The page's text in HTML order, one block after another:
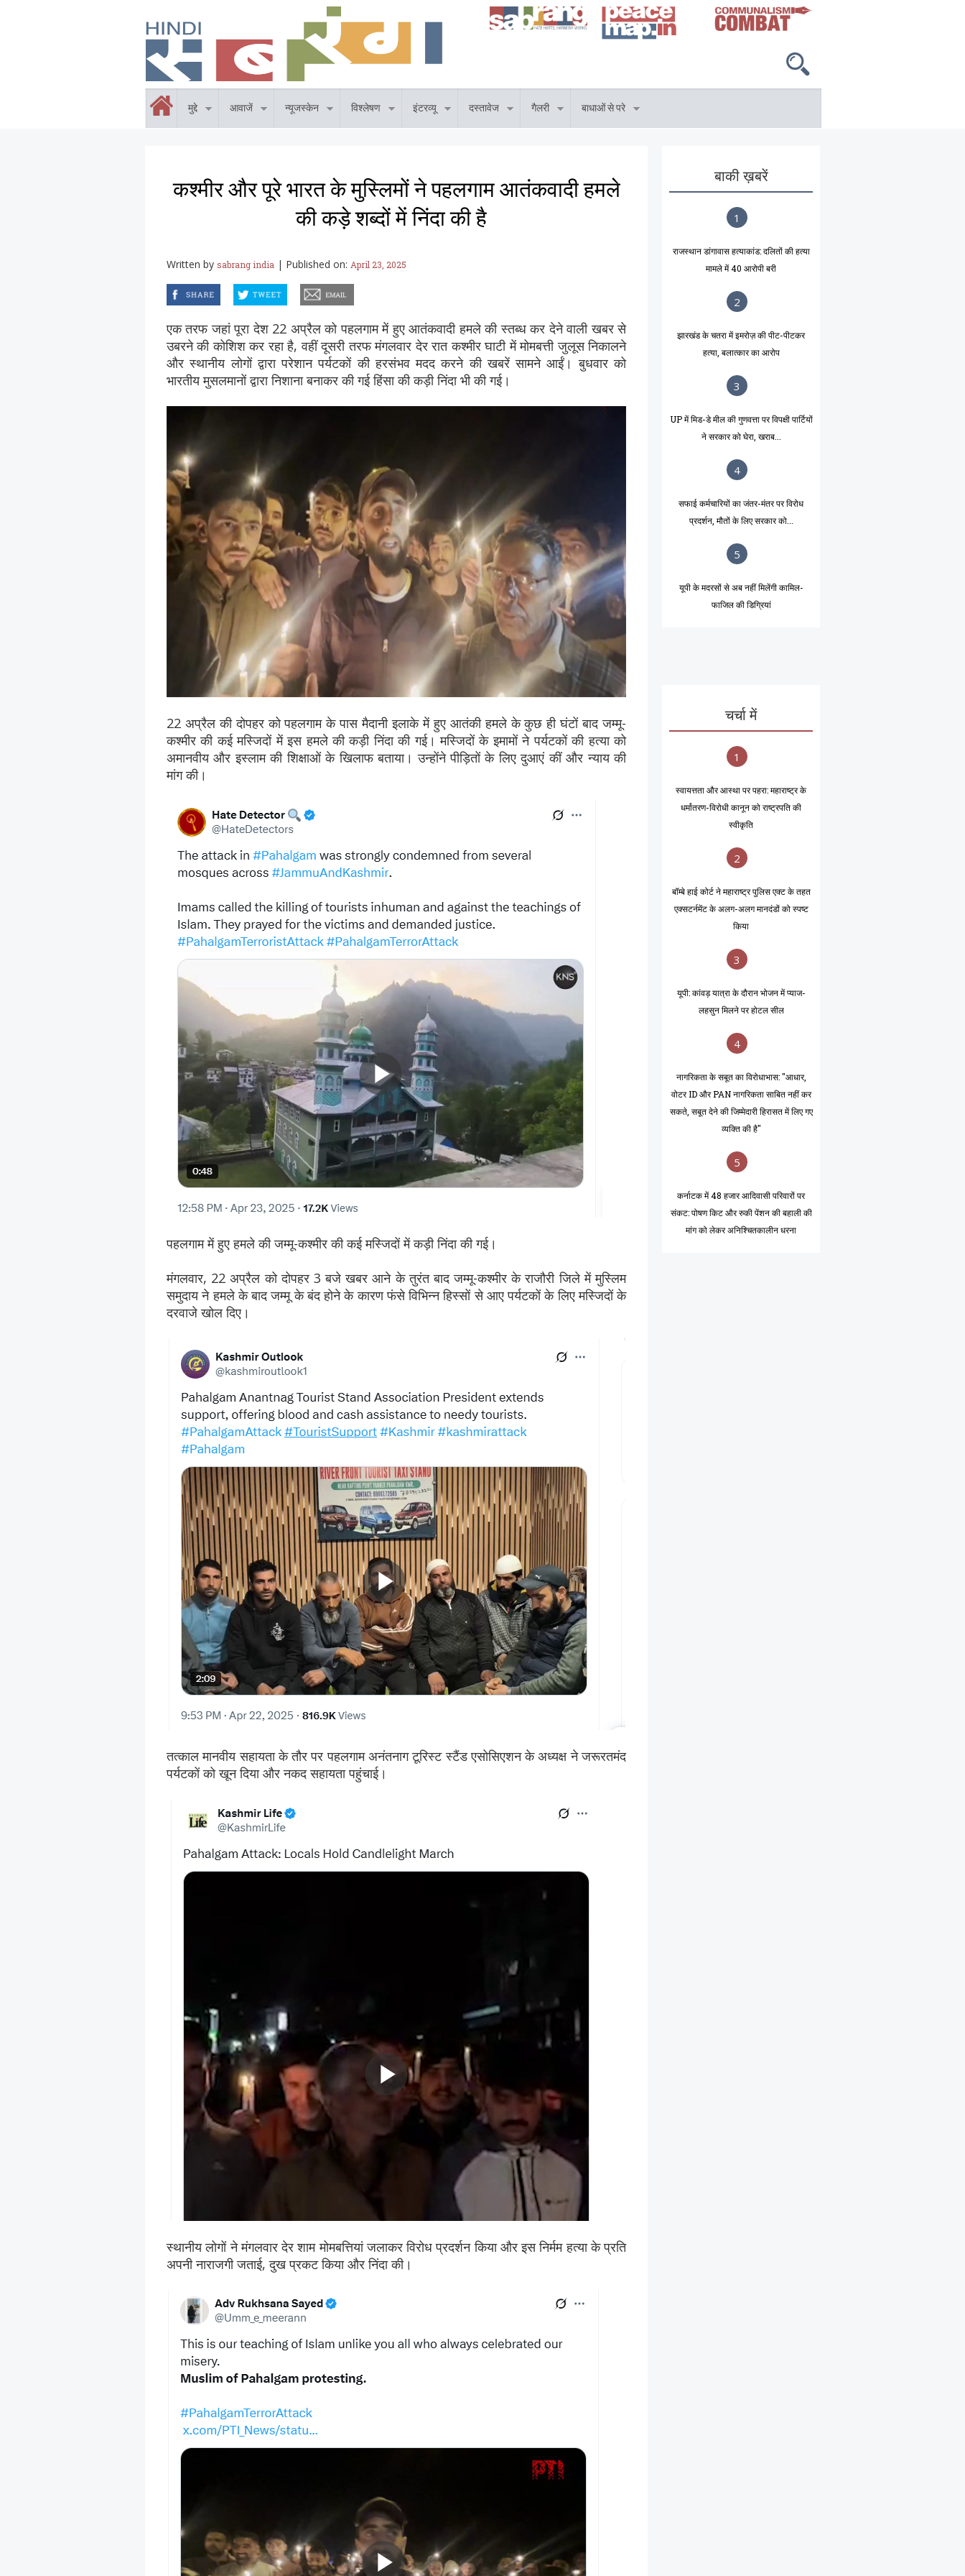
मुद्दे आवाजें न्यूजस्केन विश्लेषण इंटरव्यू दस्तावेज गैलरी बाधाओं से परे
कश्मीर और पूरे भारत के मुस्लिमों ने पहलगाम आतंकवादी हमले
की कड़े शब्दों में निंदा की है
Written by sabrang india | Published on: April 23, 2025
एक तरफ जहां पूरा देश 22 अप्रैल को पहलगाम में हुए आतंकवादी हमले की स्तब्ध कर देने वाली खबर से
उबरने की कोशिश कर रहा है, वहीं दूसरी तरफ मंगलवार देर रात कश्मीर घाटी में मोमबत्ती जुलूस निकालने
और स्थानीय लोगों द्वारा परेशान पर्यटकों की हरसंभव मदद करने की खबरें सामने आईं। बुधवार को
भारतीय मुसलमानों द्वारा निशाना बनाकर की गई हिंसा की कड़ी निंदा भी की गई।
22 अप्रैल की दोपहर को पहलगाम के पास मैदानी इलाके में हुए आतंकी हमले के कुछ ही घंटों बाद जम्मू-
कश्मीर की कई मस्जिदों में इस हमले की कड़ी निंदा की गई। मस्जिदों के इमामों ने पर्यटकों की हत्या को
अमानवीय और इस्लाम की शिक्षाओं के खिलाफ बताया। उन्होंने पीड़ितों के लिए दुआएं कीं और न्याय की
मांग की।
पहलगाम में हुए हमले की जम्मू-कश्मीर की कई मस्जिदों में कड़ी निंदा की गई।
मंगलवार, 22 अप्रैल को दोपहर 3 बजे खबर आने के तुरंत बाद जम्मू-कश्मीर के राजौरी जिले में मुस्लिम
समुदाय ने हमले के बाद जम्मू के बंद होने के कारण फंसे विभिन्न हिस्सों से आए पर्यटकों के लिए मस्जिदों के
दरवाजे खोल दिए।
तत्काल मानवीय सहायता के तौर पर पहलगाम अनंतनाग टूरिस्ट स्टैंड एसोसिएशन के अध्यक्ष ने जरूरतमंद
पर्यटकों को खून दिया और नकद सहायता पहुंचाई।
स्थानीय लोगों ने मंगलवार देर शाम मोमबत्तियां जलाकर विरोध प्रदर्शन किया और इस निर्मम हत्या के प्रति
अपनी नाराजगी जताई, दुख प्रकट किया और निंदा की।
बाकी ख़बरें
1
राजस्थान डांगावास हत्याकांड: दलितों की हत्या
मामले में 40 आरोपी बरी
2
झारखंड के चतरा में इमरोज़ की पीट-पीटकर
हत्या, बलात्कार का आरोप
3
UP में मिड-डे मील की गुणवत्ता पर विपक्षी पार्टियों
ने सरकार को घेरा, खराब...
4
सफाई कर्मचारियों का जंतर-मंतर पर विरोध
प्रदर्शन, मौतों के लिए सरकार को...
5
यूपी के मदरसों से अब नहीं मिलेंगी कामिल-
फाजिल की डिग्रियां
चर्चा में
1
स्वायत्तता और आस्था पर पहरा: महाराष्ट्र के
धर्मांतरण-विरोधी कानून को राष्ट्रपति की
स्वीकृति
2
बॉम्बे हाई कोर्ट ने महाराष्ट्र पुलिस एक्ट के तहत
एक्सटर्नमेंट के अलग-अलग मानदंडों को स्पष्ट
किया
3
यूपी: कांवड़ यात्रा के दौरान भोजन में प्याज-
लहसुन मिलने पर होटल सील
4
नागरिकता के सबूत का विरोधाभास: "आधार,
वोटर ID और PAN नागरिकता साबित नहीं कर
सकते, सबूत देने की जिम्मेदारी हिरासत में लिए गए
व्यक्ति की है"
5
कर्नाटक में 48 हजार आदिवासी परिवारों पर
संकट: पोषण किट और रुकी पेंशन की बहाली की
मांग को लेकर अनिश्चितकालीन धरना